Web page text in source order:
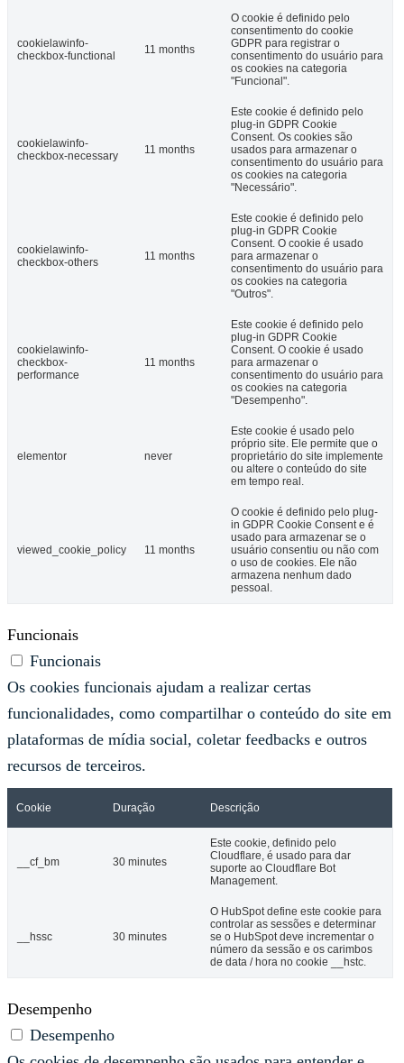
cookielawinfo-
checkbox-functional
11 months
O cookie é definido pelo
consentimento do cookie
GDPR para registrar o
consentimento do usuário para
os cookies na categoria
"Funcional".
cookielawinfo-
checkbox-necessary
11 months
Este cookie é definido pelo
plug-in GDPR Cookie
Consent. Os cookies são
usados ​​para armazenar o
consentimento do usuário para
os cookies na categoria
"Necessário".
cookielawinfo-
checkbox-others
11 months
Este cookie é definido pelo
plug-in GDPR Cookie
Consent. O cookie é usado
para armazenar o
consentimento do usuário para
os cookies na categoria
"Outros".
cookielawinfo-
checkbox-
performance
11 months
Este cookie é definido pelo
plug-in GDPR Cookie
Consent. O cookie é usado
para armazenar o
consentimento do usuário para
os cookies na categoria
"Desempenho".
elementor never
Este cookie é usado pelo
próprio site. Ele permite que o
proprietário do site implemente
ou altere o conteúdo do site
em tempo real.
viewed_cookie_policy 11 months
O cookie é definido pelo plug-
in GDPR Cookie Consent e é
usado para armazenar se o
usuário consentiu ou não com
o uso de cookies. Ele não
armazena nenhum dado
pessoal.
Funcionais
Funcionais
Os cookies funcionais ajudam a realizar certas
funcionalidades, como compartilhar o conteúdo do site em
plataformas de mídia social, coletar feedbacks e outros
recursos de terceiros.
Cookie Duração Descrição
__cf_bm 30 minutes
Este cookie, definido pelo
Cloudflare, é usado para dar
suporte ao Cloudflare Bot
Management.
__hssc 30 minutes
O HubSpot define este cookie para
controlar as sessões e determinar
se o HubSpot deve incrementar o
número da sessão e os carimbos
de data / hora no cookie __hstc.
Desempenho
Desempenho